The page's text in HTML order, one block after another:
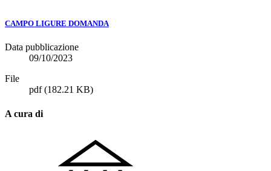
CAMPO LIGURE DOMANDA
Data pubblicazione
09/10/2023
File
pdf(182.21 KB)
A cura di